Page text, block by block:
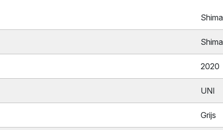
2020
UNI
Grijs